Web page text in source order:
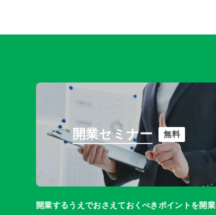
開業セミナー 無料
開業するうえでおさえておくべきポイントを開業